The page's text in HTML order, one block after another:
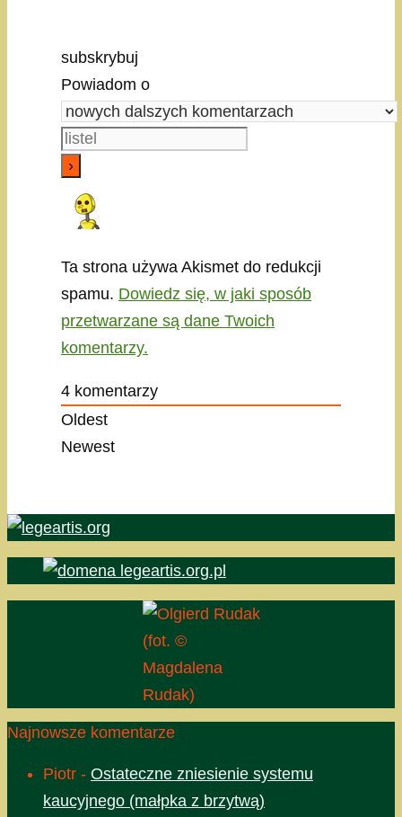
subskrybuj
Powiadom o
Ta strona używa Akismet do redukcji
spamu. Dowiedz się, w jaki sposób
przetwarzane są dane Twoich
komentarzy.
4 komentarzy
Oldest
Newest
(fot. ©
Magdalena
Rudak)
Najnowsze komentarze
Piotr - Ostateczne zniesienie systemu
kaucyjnego (małpka z brzytwą)